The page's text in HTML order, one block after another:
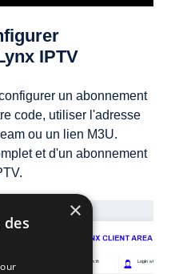
IPTV
un abonnement
code, utiliser l'adresse
ou un lien M3U.
et d'un abonnement
×